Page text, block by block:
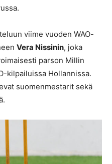
viime vuoden WAO-
Vera Nissinin, joka
parson Millin
kilpailuissa Hollannissa.
suomenmestarit sekä